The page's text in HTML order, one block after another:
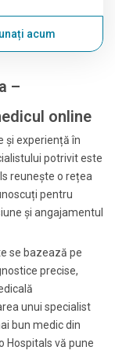
acum
–
online
și experiență în
potrivit este
reunește o rețea
pentru
și angajamentul
se bazează pe
precise,
unui specialist
bun medic din
Hospitals vă pune